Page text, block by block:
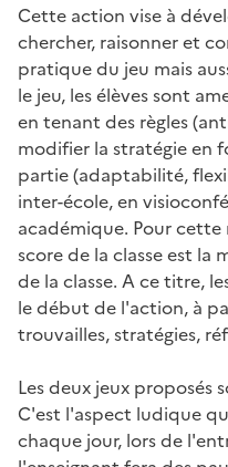
Cette action vise à
chercher, raisonner et
pratique du jeu mais
le jeu, les élèves sont
en tenant des règles
modifier la stratégie en
partie (adaptabilité,
inter-école, en
académique. Pour
score de la classe est la
de la classe. A ce titre,
le début de l'action, à
trouvailles, stratégies,
Les deux jeux proposés
C'est l'aspect ludique
chaque jour, lors de